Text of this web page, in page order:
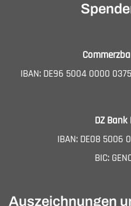
IBAN: DE96 5004 0000
DZ
IBAN: DE08 5006
BIC:
Auszeichnungen